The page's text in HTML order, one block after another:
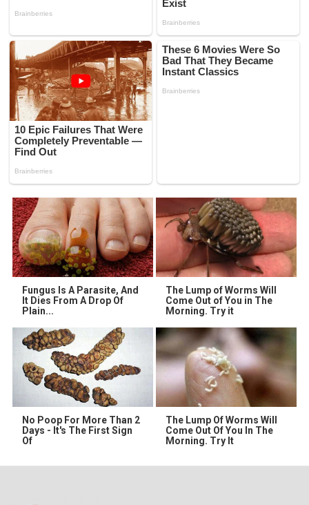
Fungus Is A Parasite, And
It Dies From A Drop Of
Plain...
The Lump of Worms Will
Come Out of You in The
Morning. Try it
No Poop For More Than 2
Days - It's The First Sign
Of
The Lump Of Worms Will
Come Out Of You In The
Morning. Try It